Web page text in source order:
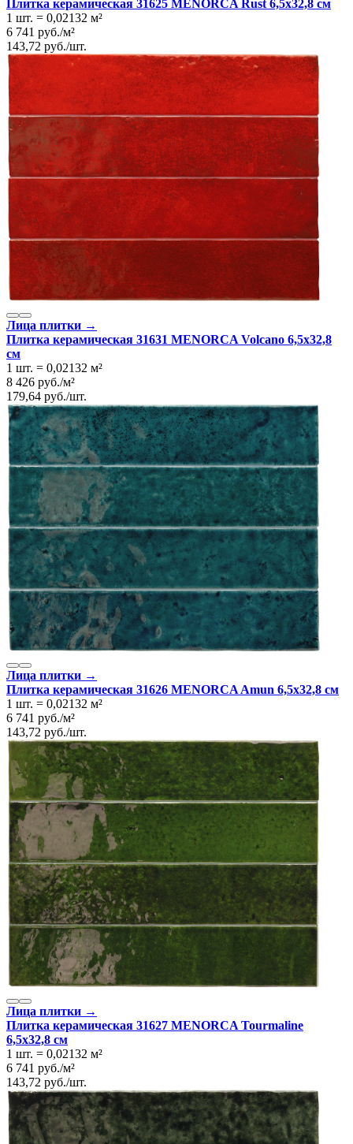
Плитка керамическая 31625 MENORCA Rust 6,5х32,8 см
1 шт. = 0,02132 м²
6 741 руб./м²
143,72 руб./шт.
Лица плитки →
Плитка керамическая 31631 MENORCA Volcano 6,5х32,8
см
1 шт. = 0,02132 м²
8 426 руб./м²
179,64 руб./шт.
Лица плитки →
Плитка керамическая 31626 MENORCA Amun 6,5х32,8 см
1 шт. = 0,02132 м²
6 741 руб./м²
143,72 руб./шт.
Лица плитки →
Плитка керамическая 31627 MENORCA Tourmaline
6,5х32,8 см
1 шт. = 0,02132 м²
6 741 руб./м²
143,72 руб./шт.